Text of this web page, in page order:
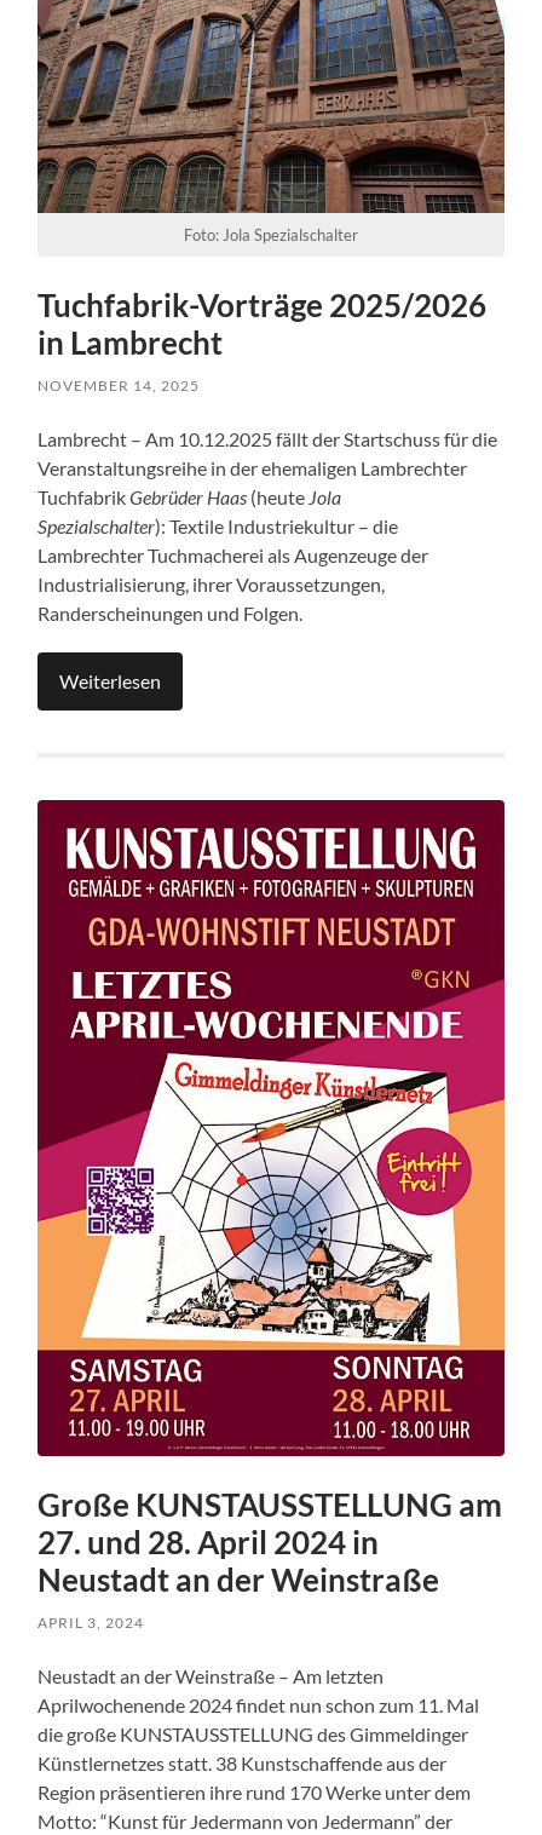
Foto: Jola Spezialschalter
Tuchfabrik-Vorträge 2025/2026
in Lambrecht
NOVEMBER 14, 2025
Lambrecht – Am 10.12.2025 fällt der Startschuss für die
Veranstaltungsreihe in der ehemaligen Lambrechter
TuchfabrikGebrüder Haas (heute Jola
Spezialschalter): Textile Industriekultur – die
Lambrechter Tuchmacherei als Augenzeuge der
Industrialisierung, ihrer Voraussetzungen,
Randerscheinungen und Folgen.
Weiterlesen
Große KUNSTAUSSTELLUNG am
27. und 28. April 2024 in
Neustadt an der Weinstraße
APRIL 3, 2024
Neustadt an der Weinstraße – Am letzten
Aprilwochenende 2024 findet nun schon zum 11. Mal
die große KUNSTAUSSTELLUNG des Gimmeldinger
Künstlernetzes statt. 38 Kunstschaffende aus der
Region präsentieren ihre rund 170 Werke unter dem
Motto: “Kunst für Jedermann von Jedermann” der